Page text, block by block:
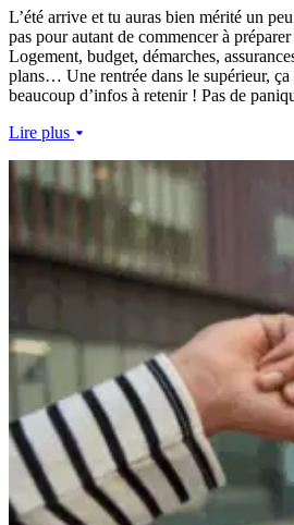
L’été arrive et tu auras bien mérité un
pas pour autant de commencer à
Logement, budget, démarches,
plans… Une rentrée dans le supérieur,
beaucoup d’infos à retenir ! Pas de
Lire plus